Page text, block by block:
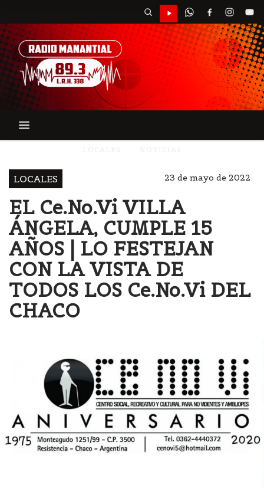
LOCALES 23 de mayo de 2022
EL Ce.No.Vi VILLA
ÁNGELA, CUMPLE 15
AÑOS | LO FESTEJAN
CON LA VISTA DE
TODOS LOS Ce.No.Vi DEL
CHACO